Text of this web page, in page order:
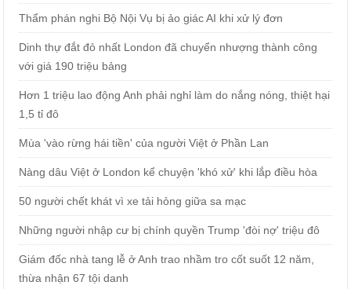
Thẩm phán nghi Bộ Nội Vụ bị ảo giác AI khi xử lý đơn
Dinh thự đắt đỏ nhất London đã chuyển nhượng thành công
với giá 190 triệu bảng
Hơn 1 triệu lao động Anh phải nghỉ làm do nắng nóng, thiệt hại
1,5 tỉ đô
Mùa 'vào rừng hái tiền' của người Việt ở Phần Lan
Nàng dâu Việt ở London kể chuyện 'khó xử' khi lắp điều hòa
50 người chết khát vì xe tải hỏng giữa sa mạc
Những người nhập cư bị chính quyền Trump 'đòi nợ' triệu đô
Giám đốc nhà tang lễ ở Anh trao nhầm tro cốt suốt 12 năm,
thừa nhận 67 tội danh